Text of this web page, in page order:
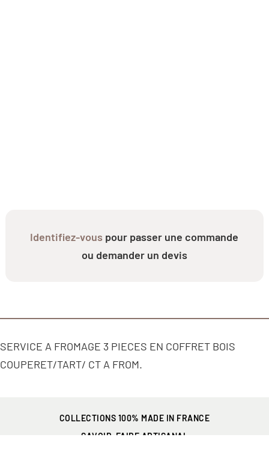
Identifiez-vous pour passer une commande
ou demander un devis
SERVICE A FROMAGE 3 PIECES EN COFFRET BOIS
COUPERET/TART/ CT A FROM.
COLLECTIONS 100% MADE IN FRANCE
SAVOIR-FAIRE ARTISANAL